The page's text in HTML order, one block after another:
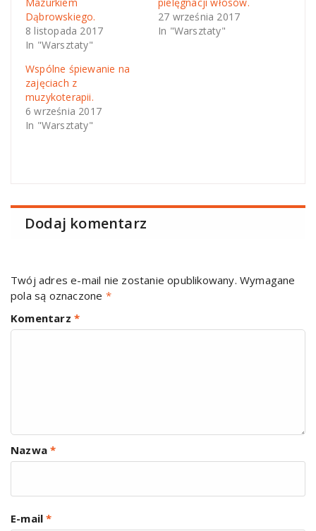
Mazurkiem
Dąbrowskiego.
8 listopada 2017
In "Warsztaty"
pielęgnacji włosów.
27 września 2017
In "Warsztaty"
Wspólne śpiewanie na
zajęciach z
muzykoterapii.
6 września 2017
In "Warsztaty"
Dodaj komentarz
Twój adres e-mail nie zostanie opublikowany. Wymagane
pola są oznaczone *
Komentarz *
Nazwa*
E-mail*